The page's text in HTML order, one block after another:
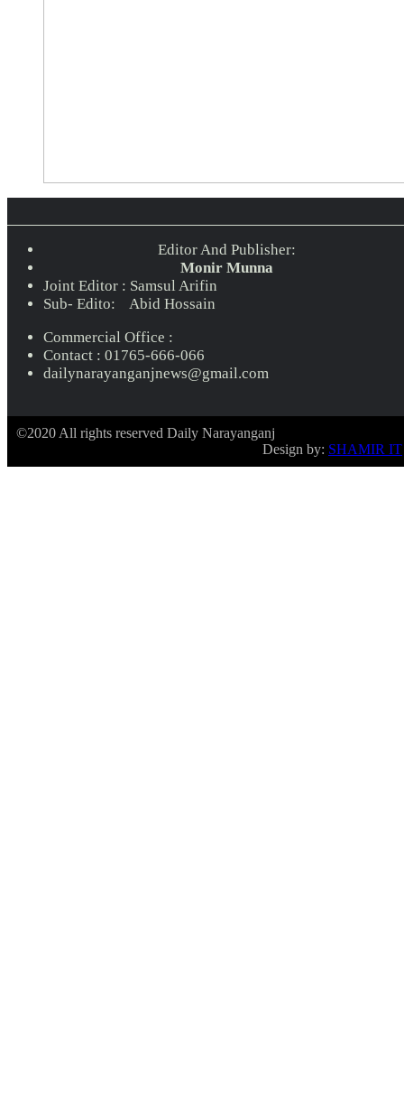
Editor And Publisher:
Monir Munna
Joint Editor : Samsul Arifin
Sub- Edito: Abid Hossain
Commercial Office :
Contact : 01765-666-066
dailynarayanganjnews@gmail.com
©2020 All rights reserved Daily Narayanganj
Design by: SHAMIR IT